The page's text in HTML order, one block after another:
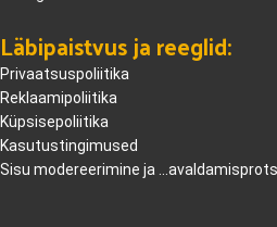
Läbipaistvus ja reeglid:
Privaatsuspoliitika
Reklaamipoliitika
Küpsisepoliitika
Kasutustingimused
Sisu modereerimine ja